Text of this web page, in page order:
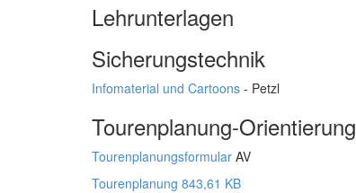
Lehrunterlagen
Sicherungstechnik
Infomaterial und Cartoons - Petzl
Tourenplanung-Orientierung
Tourenplanungsformular AV
Tourenplanung 843,61 KB